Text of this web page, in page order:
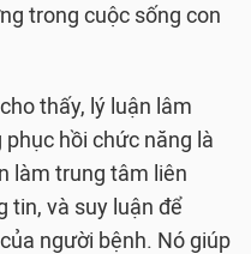
trong cuộc sống con
thấy, lý luận lâm
hồi chức năng là
làm trung tâm liên
tin, và suy luận để
người bệnh. Nó giúp